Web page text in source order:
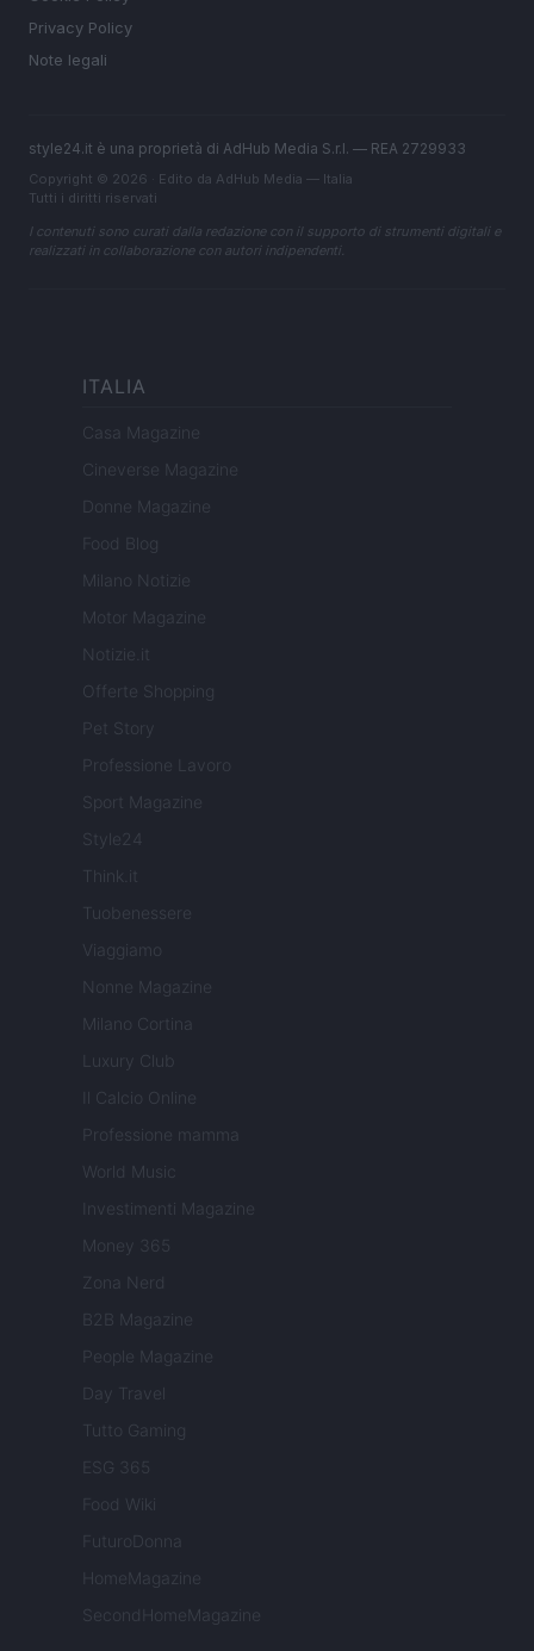
Privacy Policy
Note legali
style24.it è una proprietà di AdHub Media S.r.l. — REA 2729933
Copyright © 2026 · Edito da AdHub Media — Italia
Tutti i diritti riservati
I contenuti sono curati dalla redazione con il supporto di strumenti digitali e
realizzati in collaborazione con autori indipendenti.
ITALIA
Casa Magazine
Cineverse Magazine
Donne Magazine
Food Blog
Milano Notizie
Motor Magazine
Notizie.it
Offerte Shopping
Pet Story
Professione Lavoro
Sport Magazine
Style24
Think.it
Tuobenessere
Viaggiamo
Nonne Magazine
Milano Cortina
Luxury Club
Il Calcio Online
Professione mamma
World Music
Investimenti Magazine
Money 365
Zona Nerd
B2B Magazine
People Magazine
Day Travel
Tutto Gaming
ESG 365
Food Wiki
FuturoDonna
HomeMagazine
SecondHomeMagazine